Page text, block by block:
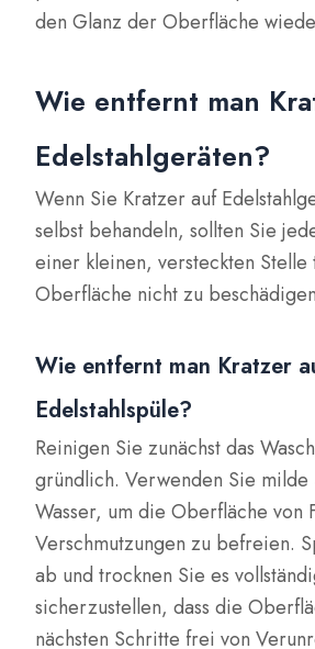
den Glanz der Oberfläche
Wie entfernt man
Edelstahlgeräten?
Wenn Sie Kratzer auf
selbst behandeln, sollten Sie
einer kleinen, versteckten Stelle
Oberfläche nicht zu
Wie entfernt man Kratzer
Edelstahlspüle?
Reinigen Sie zunächst das
gründlich. Verwenden Sie milde
Wasser, um die Oberfläche von
Verschmutzungen zu befreien.
ab und trocknen Sie es
sicherzustellen, dass die
nächsten Schritte frei von